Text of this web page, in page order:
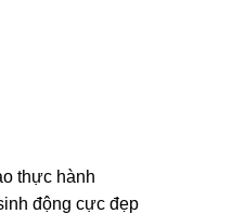
thực hành
động cực đẹp